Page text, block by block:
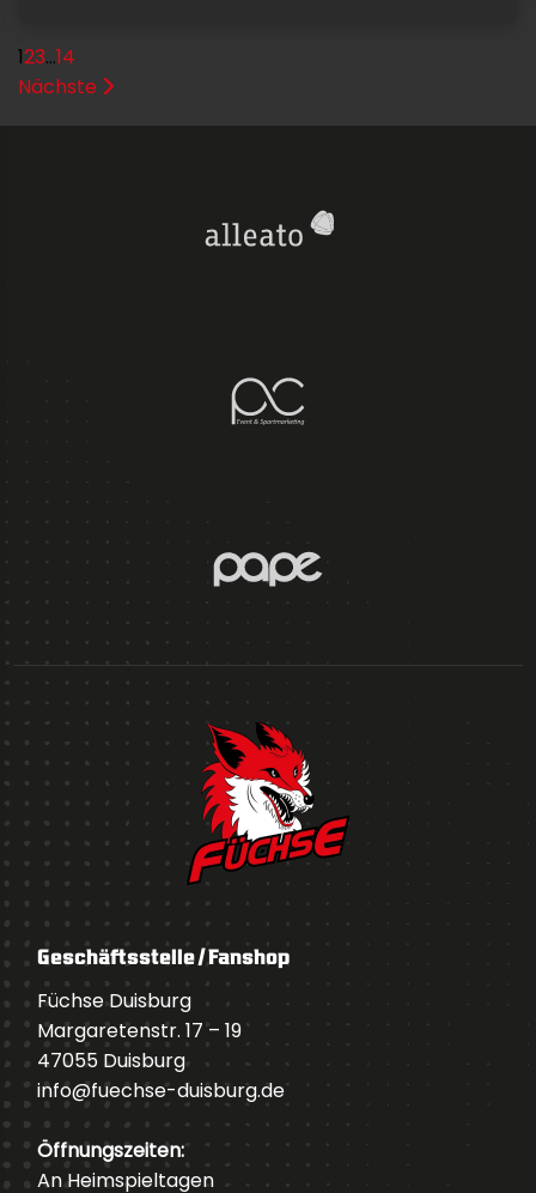
123...14
Nächste
Geschäftsstelle / Fanshop
Füchse Duisburg
Margaretenstr. 17 – 19
47055 Duisburg
info@fuechse-duisburg.de
Öffnungszeiten:
An Heimspieltagen